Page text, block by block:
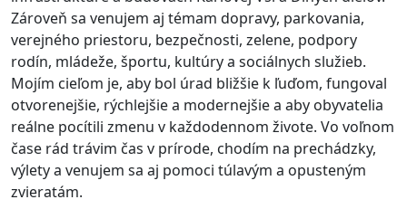
Zároveň sa venujem aj témam dopravy, parkovania,
verejného priestoru, bezpečnosti, zelene, podpory
rodín, mládeže, športu, kultúry a sociálnych služieb.
Mojím cieľom je, aby bol úrad bližšie k ľuďom, fungoval
otvorenejšie, rýchlejšie a modernejšie a aby obyvatelia
reálne pocítili zmenu v každodennom živote. Vo voľnom
čase rád trávim čas v prírode, chodím na prechádzky,
výlety a venujem sa aj pomoci túlavým a opusteným
zvieratám.